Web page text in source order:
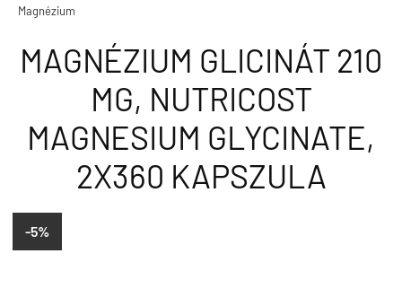
Magnézium
MAGNÉZIUM GLICINÁT 210
MG, NUTRICOST
MAGNESIUM GLYCINATE,
2X360 KAPSZULA
-5%